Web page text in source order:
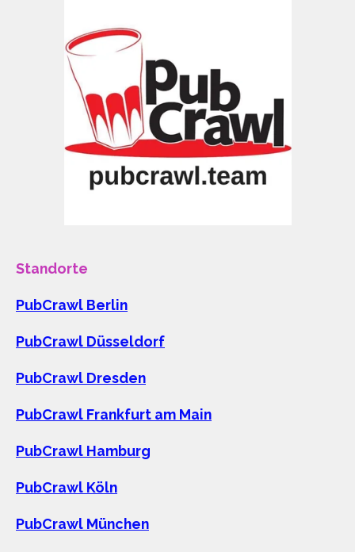
Standorte
PubCrawl Berlin
PubCrawl Düsseldorf
PubCrawl Dresden
PubCrawl Frankfurt am Main
PubCrawl Hamburg
PubCrawl Köln
PubCrawl München